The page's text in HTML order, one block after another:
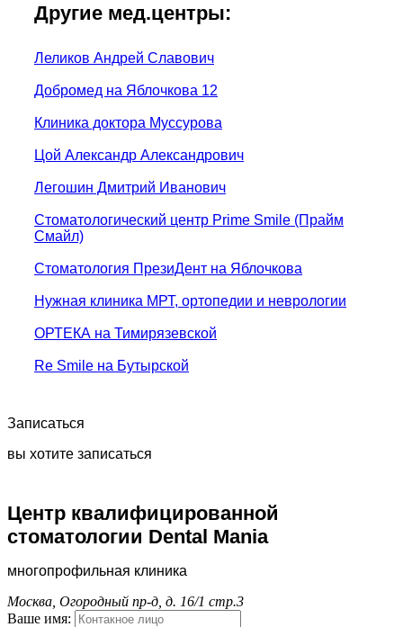
Другие мед.центры:
Леликов Андрей Славович
Добромед на Яблочкова 12
Клиника доктора Муссурова
Цой Александр Александрович
Легошин Дмитрий Иванович
Стоматологический центр Prime Smile (Прайм
Смайл)
Стоматология ПрезиДент на Яблочкова
Нужная клиника МРТ, ортопедии и неврологии
ОРТЕКА на Тимирязевской
Rе Smile на Бутырской
Записаться
вы хотите записаться
Центр квалифицированной
стоматологии Dental Mania
многопрофильная клиника
Москва, Огородный пр-д, д. 16/1 стр.3
Ваше имя: